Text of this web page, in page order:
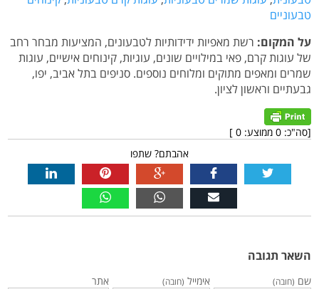
טבעוניים
על המקום: רשת מאפיות ידידותיות לטבעונים, המציעות מבחר רחב
של עוגות קרם, פאי במילויים שונים, עוגיות, קינוחים אישיים, עוגות
שמרים ומאפים מתוקים ומלוחים נוספים. סניפים בתל אביב, יפו,
גבעתיים וראשון לציון.
[סה"כ: 0 ממוצע: 0
]
אהבתם? שתפו
השאר תגובה
שם (חובה) אימייל (חובה) אתר